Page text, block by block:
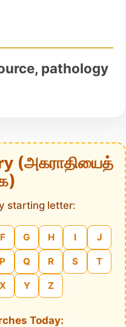
pathology
(அகராதியைத்
starting letter:
F G H I J
P Q R S T
X Y Z
Today: